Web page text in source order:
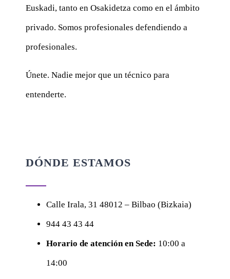
Euskadi, tanto en Osakidetza como en el ámbito
privado. Somos profesionales defendiendo a
profesionales.
Únete. Nadie mejor que un técnico para
entenderte.
DÓNDE ESTAMOS
Calle Irala, 31 48012 – Bilbao (Bizkaia)
944 43 43 44
Horario de atención en Sede: 10:00 a
14:00